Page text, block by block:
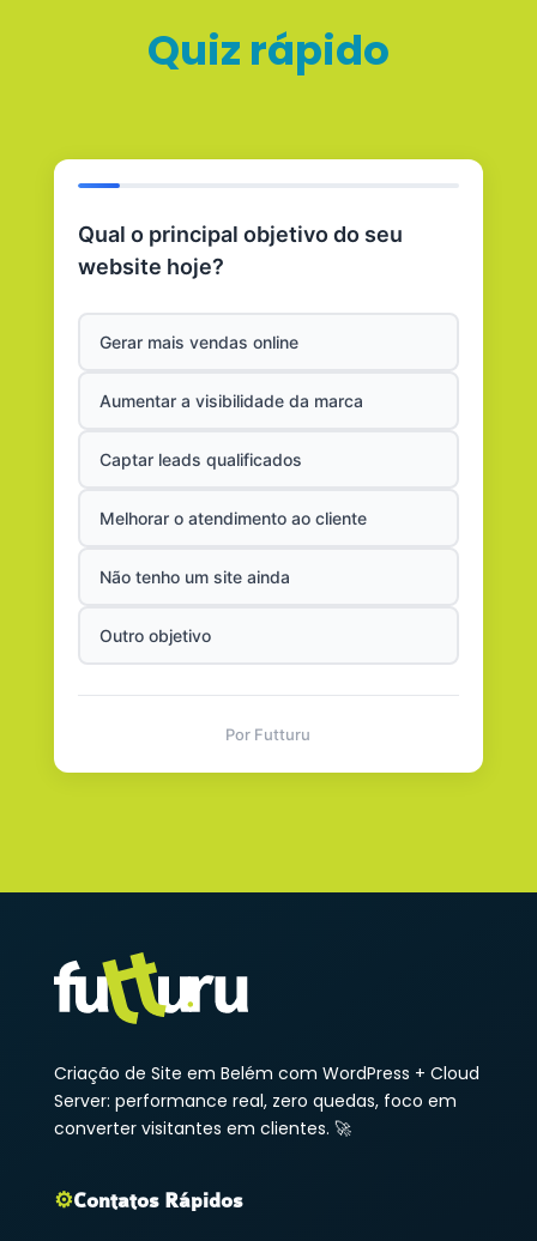
Quiz rápido
Qual o principal objetivo do seu
website hoje?
Gerar mais vendas online
Aumentar a visibilidade da marca
Captar leads qualificados
Melhorar o atendimento ao cliente
Não tenho um site ainda
Outro objetivo
Por Futturu
Criação de Site em Belém com WordPress + Cloud
Server: performance real, zero quedas, foco em
converter visitantes em clientes. 🚀
⚙️Contatos Rápidos